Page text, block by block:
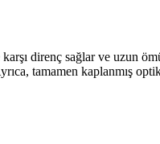
direnç sağlar ve uzun
tamamen kaplanmış